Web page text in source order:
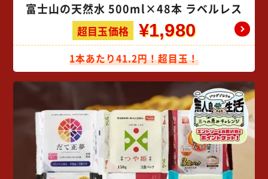
富士山の天然水 500ml×48本 ラベルレス
超目玉価格 ¥1,980
1本あたり41.2円！超目玉！